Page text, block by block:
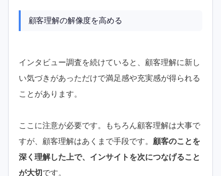
顧客理解の解像度を高める
インタビュー調査を続けていると、顧客理解に新し
い気づきがあっただけで満足感や充実感が得られる
ことがあります。
ここに注意が必要です。もちろん顧客理解は大事で
すが、顧客理解はあくまで手段です。 顧客のことを
深く理解した上で、インサイトを次につなげること
が大切です。